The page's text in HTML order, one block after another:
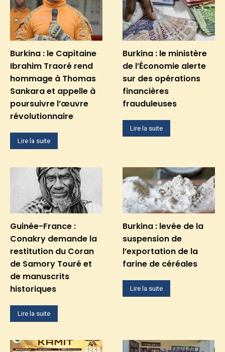
Burkina : le Capitaine
Ibrahim Traoré rend
hommage à Thomas
Sankara et appelle à
poursuivre l’œuvre
révolutionnaire
Lire la suite
Burkina : le ministère
de l’Économie alerte
sur des opérations
financières
frauduleuses
Lire la suite
Guinée-France :
Conakry demande la
restitution du Coran
de Samory Touré et
de manuscrits
historiques
Lire la suite
Burkina : levée de la
suspension de
l’exportation de la
farine de céréales
Lire la suite